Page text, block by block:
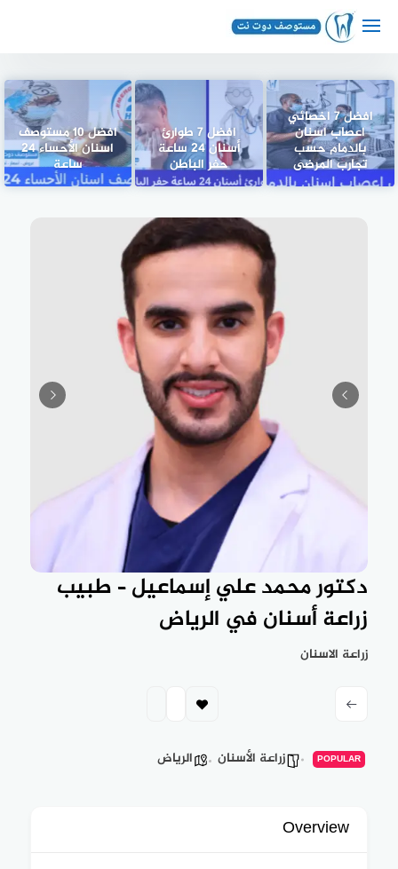
افضل 7 اخصائي
اعصاب اسنان
بالدمام حسب
تجارب المرضى
افضل 7 طوارئ
أسنان 24 ساعة
حفر الباطن
افضل 10 مستوصف
اسنان الأحساء 24
ساعة
دكتور محمد علي إسماعيل – طبيب
زراعة أسنان في الرياض
زراعة الاسنان
POPULAR زراعة الأسنان الرياض
Overview